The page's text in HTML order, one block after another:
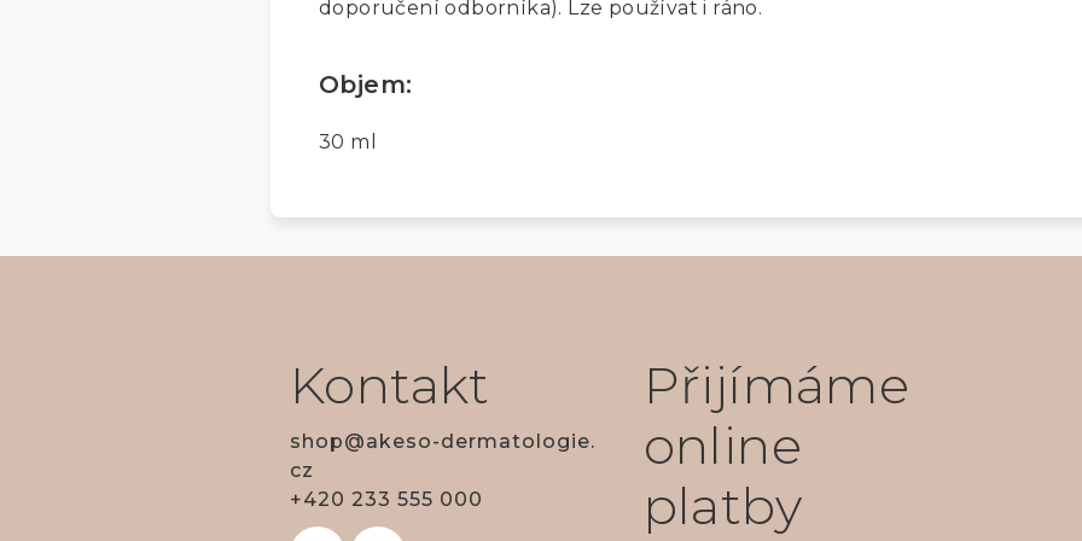
doporučení odborníka). Lze používat i ráno.
Objem:
30 ml
Kontakt
shop@akeso-dermatologie.
cz
+420 233 555 000
Přijímáme
online
platby